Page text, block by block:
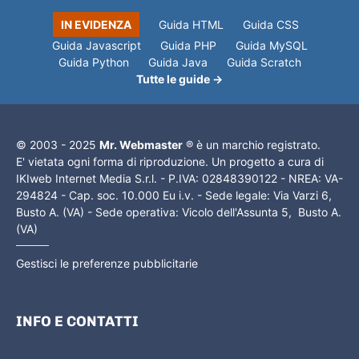
IN EVIDENZA Guida HTML
Guida CSS
Guida Javascript
Guida PHP
Guida MySQL
Guida Python
Guida Java
Guida Scratch
Tutte le guide →
© 2003 - 2025 Mr. Webmaster ® è un marchio registrato.
E' vietata ogni forma di riproduzione. Un progetto a cura di
IKIweb Internet Media S.r.l. - P.IVA: 02848390122 - NREA: VA-
294824 - Cap. soc. 10.000 Eu i.v. - Sede legale: Via Varzi 6,
Busto A. (VA) - Sede operativa: Vicolo dell'Assunta 5, Busto A.
(VA)
Gestisci le preferenze pubblicitarie
INFO E CONTATTI